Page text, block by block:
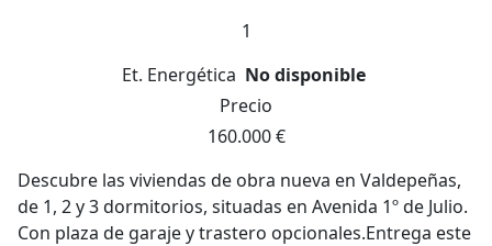
1
Et. Energética No disponible
Precio
160.000 €
Descubre las viviendas de obra nueva en Valdepeñas,
de 1, 2 y 3 dormitorios, situadas en Avenida 1º de Julio.
Con plaza de garaje y trastero opcionales.Entrega este